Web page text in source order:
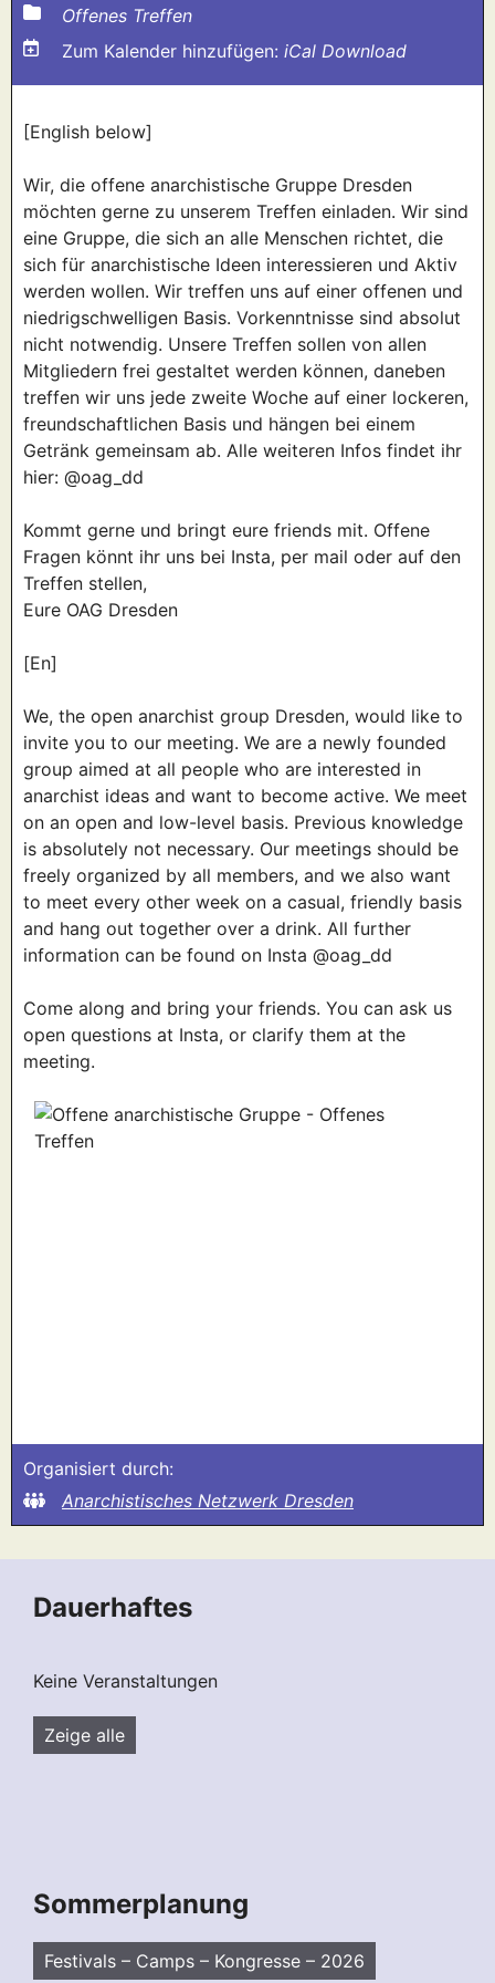
Offenes Treffen
Zum Kalender hinzufügen: iCal Download
[English below]
Wir, die offene anarchistische Gruppe Dresden
möchten gerne zu unserem Treffen einladen. Wir sind
eine Gruppe, die sich an alle Menschen richtet, die
sich für anarchistische Ideen interessieren und Aktiv
werden wollen. Wir treffen uns auf einer offenen und
niedrigschwelligen Basis. Vorkenntnisse sind absolut
nicht notwendig. Unsere Treffen sollen von allen
Mitgliedern frei gestaltet werden können, daneben
treffen wir uns jede zweite Woche auf einer lockeren,
freundschaftlichen Basis und hängen bei einem
Getränk gemeinsam ab. Alle weiteren Infos findet ihr
hier: @oag_dd
Kommt gerne und bringt eure friends mit. Offene
Fragen könnt ihr uns bei Insta, per mail oder auf den
Treffen stellen,
Eure OAG Dresden
[En]
We, the open anarchist group Dresden, would like to
invite you to our meeting. We are a newly founded
group aimed at all people who are interested in
anarchist ideas and want to become active. We meet
on an open and low-level basis. Previous knowledge
is absolutely not necessary. Our meetings should be
freely organized by all members, and we also want
to meet every other week on a casual, friendly basis
and hang out together over a drink. All further
information can be found on Insta @oag_dd
Come along and bring your friends. You can ask us
open questions at Insta, or clarify them at the
meeting.
Organisiert durch:
Anarchistisches Netzwerk Dresden
Dauerhaftes
Keine Veranstaltungen
Zeige alle
Sommerplanung
Festivals – Camps – Kongresse – 2026